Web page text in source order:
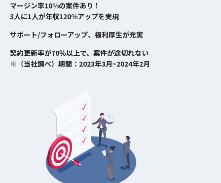
マージン率10%の案件あり！
3人に1人が年収120%アップを実現
サポート/フォローアップ、福利厚生が充実
契約更新率が70％以上で、案件が途切れない
※（当社調べ）期間：2023年3月~2024年2月